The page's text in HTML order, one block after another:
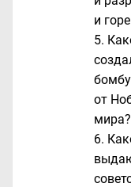
и
от
мира?